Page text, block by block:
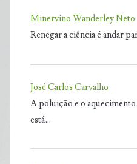
Minervino Wanderley Neto
Renegar a ciência é andar
José Carlos Carvalho
A poluição e o aquecimento
está…